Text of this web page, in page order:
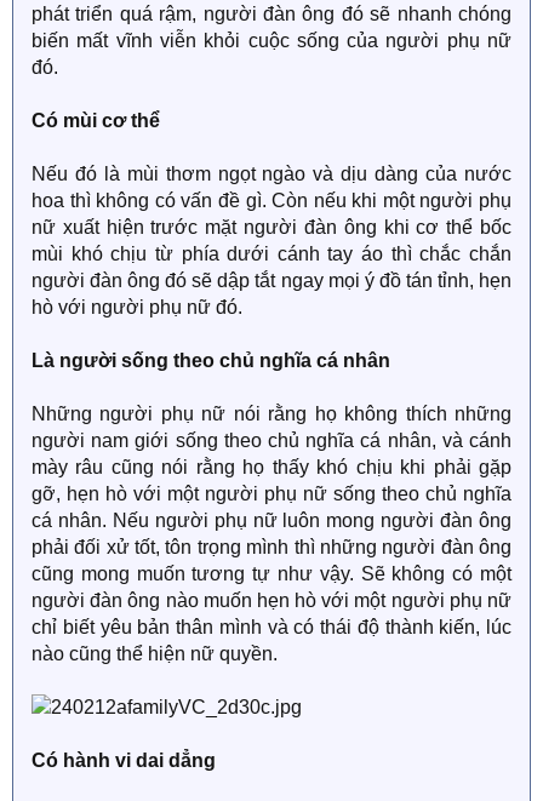
phát triển quá rậm, người đàn ông đó sẽ nhanh chóng
biến mất vĩnh viễn khỏi cuộc sống của người phụ nữ
đó.
Có mùi cơ thể
Nếu đó là mùi thơm ngọt ngào và dịu dàng của nước
hoa thì không có vấn đề gì. Còn nếu khi một người phụ
nữ xuất hiện trước mặt người đàn ông khi cơ thể bốc
mùi khó chịu từ phía dưới cánh tay áo thì chắc chắn
người đàn ông đó sẽ dập tắt ngay mọi ý đồ tán tỉnh, hẹn
hò với người phụ nữ đó.
Là người sống theo chủ nghĩa cá nhân
Những người phụ nữ nói rằng họ không thích những
người nam giới sống theo chủ nghĩa cá nhân, và cánh
mày râu cũng nói rằng họ thấy khó chịu khi phải gặp
gỡ, hẹn hò với một người phụ nữ sống theo chủ nghĩa
cá nhân. Nếu người phụ nữ luôn mong người đàn ông
phải đối xử tốt, tôn trọng mình thì những người đàn ông
cũng mong muốn tương tự như vậy. Sẽ không có một
người đàn ông nào muốn hẹn hò với một người phụ nữ
chỉ biết yêu bản thân mình và có thái độ thành kiến, lúc
nào cũng thể hiện nữ quyền.
Có hành vi dai dẳng